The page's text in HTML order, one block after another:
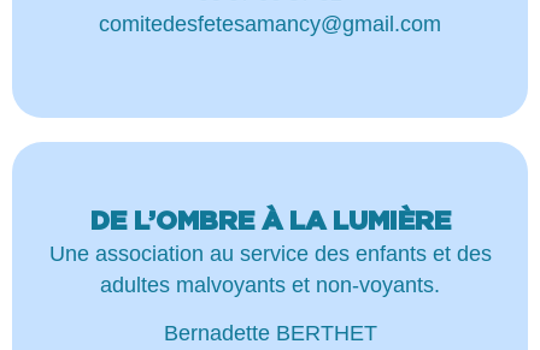
comitedesfetesamancy@gmail.com
DE L’OMBRE À LA LUMIÈRE
Une association au service des enfants et des
adultes malvoyants et non-voyants.
Bernadette BERTHET